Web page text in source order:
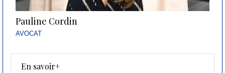
Pauline Cordin
AVOCAT
En savoir+